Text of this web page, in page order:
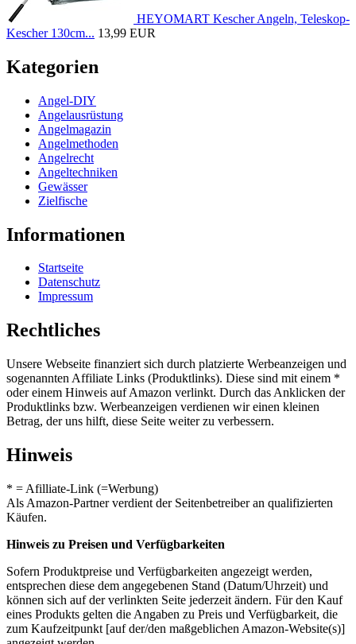
HEYOMART Kescher Angeln, Teleskop-
Kescher 130cm... 13,99 EUR
Kategorien
Angel-DIY
Angelausrüstung
Angelmagazin
Angelmethoden
Angelrecht
Angeltechniken
Gewässer
Zielfische
Informationen
Startseite
Datenschutz
Impressum
Rechtliches
Unsere Webseite finanziert sich durch platzierte Werbeanzeigen und
sogenannten Affiliate Links (Produktlinks). Diese sind mit einem *
oder einem Hinweis auf Amazon verlinkt. Durch das Anklicken der
Produktlinks bzw. Werbeanzeigen verdienen wir einen kleinen
Betrag, der uns hilft, diese Seite weiter zu verbessern.
Hinweis
* = Afilliate-Link (=Werbung)
Als Amazon-Partner verdient der Seitenbetreiber an qualifizierten
Käufen.
Hinweis zu Preisen und Verfügbarkeiten
Sofern Produktpreise und Verfügbarkeiten angezeigt werden,
entsprechen diese dem angegebenen Stand (Datum/Uhrzeit) und
können sich auf der verlinkten Seite jederzeit ändern. Für den Kauf
eines Produkts gelten die Angaben zu Preis und Verfügbarkeit, die
zum Kaufzeitpunkt [auf der/den maßgeblichen Amazon-Website(s)]